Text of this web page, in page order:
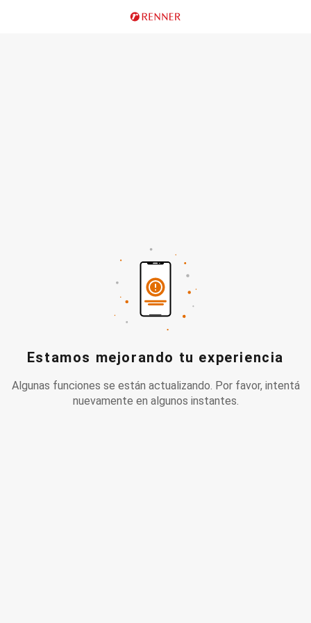
Estamos mejorando tu experiencia
Algunas funciones se están actualizando. Por favor, intentá
nuevamente en algunos instantes.